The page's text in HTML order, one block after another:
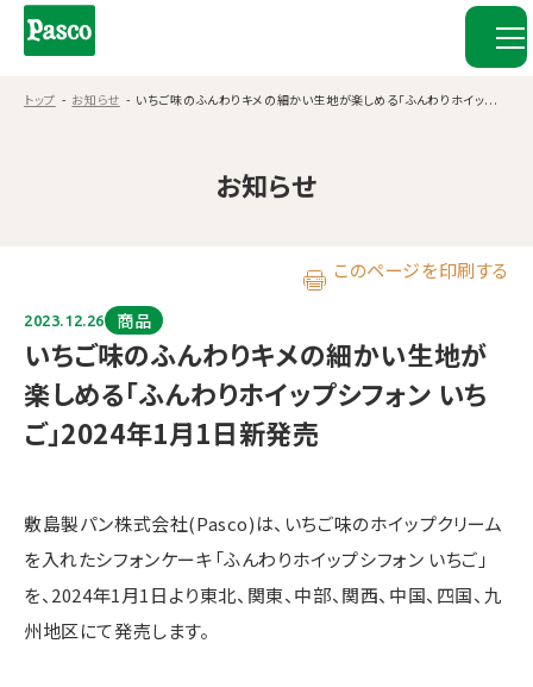
トップ お知らせ いちご味のふんわりキメの細かい生地が楽しめる「ふんわりホイッ...
お知らせ
いちご味のふんわりキメの細かい生地が
楽しめる「ふんわりホイップシフォン いち
ご」2024年1月1日新発売
2023.12.26 商品
このページを印刷する
敷島製パン株式会社(Pasco)は、いちご味のホイップクリーム
を入れたシフォンケーキ「ふんわりホイップシフォン いちご」
を、2024年1月1日より東北、関東、中部、関西、中国、四国、九
州地区にて発売します。